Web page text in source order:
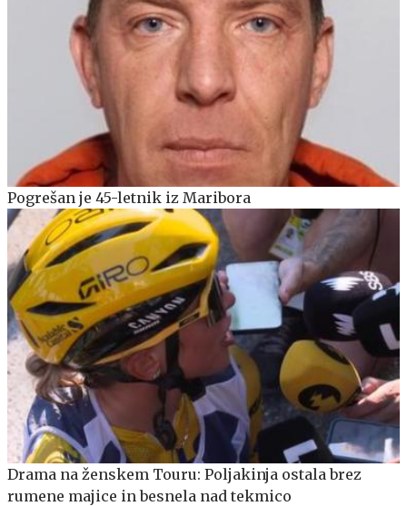
Pogrešan je 45-letnik iz Maribora
Drama na ženskem Touru: Poljakinja ostala brez
rumene majice in besnela nad tekmico